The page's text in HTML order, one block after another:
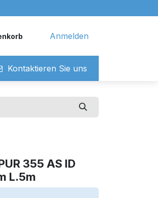
Anmelden
Kontaktieren ​​Si​​e uns
355 AS ID
L.5m